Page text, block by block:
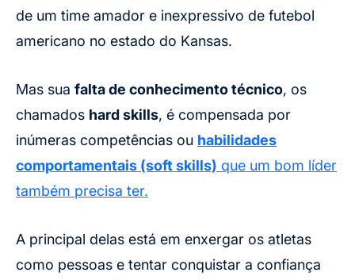
de um time amador e inexpressivo de futebol
americano no estado do Kansas.
Mas sua falta de conhecimento técnico, os
chamados hard skills, é compensada por
inúmeras competências ou habilidades
comportamentais (soft skills) que um bom líder
também precisa ter.
A principal delas está em enxergar os atletas
como pessoas e tentar conquistar a confiança